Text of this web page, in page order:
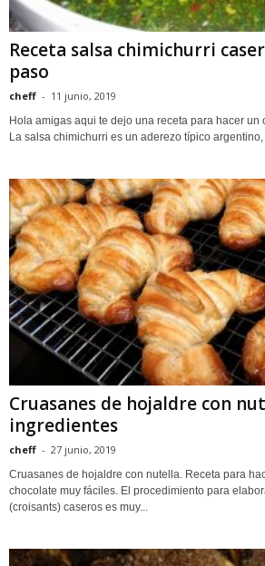
Receta salsa chimichurri
paso
cheff - 11 junio, 2019
Hola amigas aqui te dejo una receta para hacer un
La salsa chimichurri es un aderezo típico argentino,
Cruasanes de hojaldre con
ingredientes
cheff - 27 junio, 2019
Cruasanes de hojaldre con nutella. Receta para
chocolate muy fáciles. El procedimiento para
(croisants) caseros es muy...